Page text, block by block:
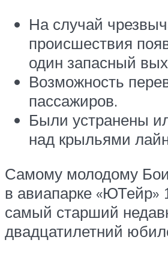
На случай
происшествия
один запасный
Возможность
пассажиров.
Были устранены
над крыльями
Самому молодому
в авиапарке «ЮТейр»
самый старший
двадцатилетний